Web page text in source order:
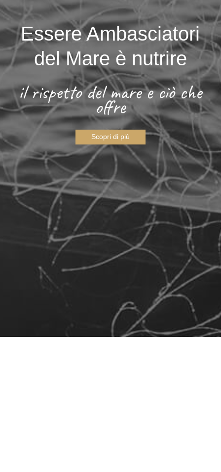
Essere Ambasciatori
del Mare è nutrire
il rispetto del mare e ciò che
offre
Scopri di più